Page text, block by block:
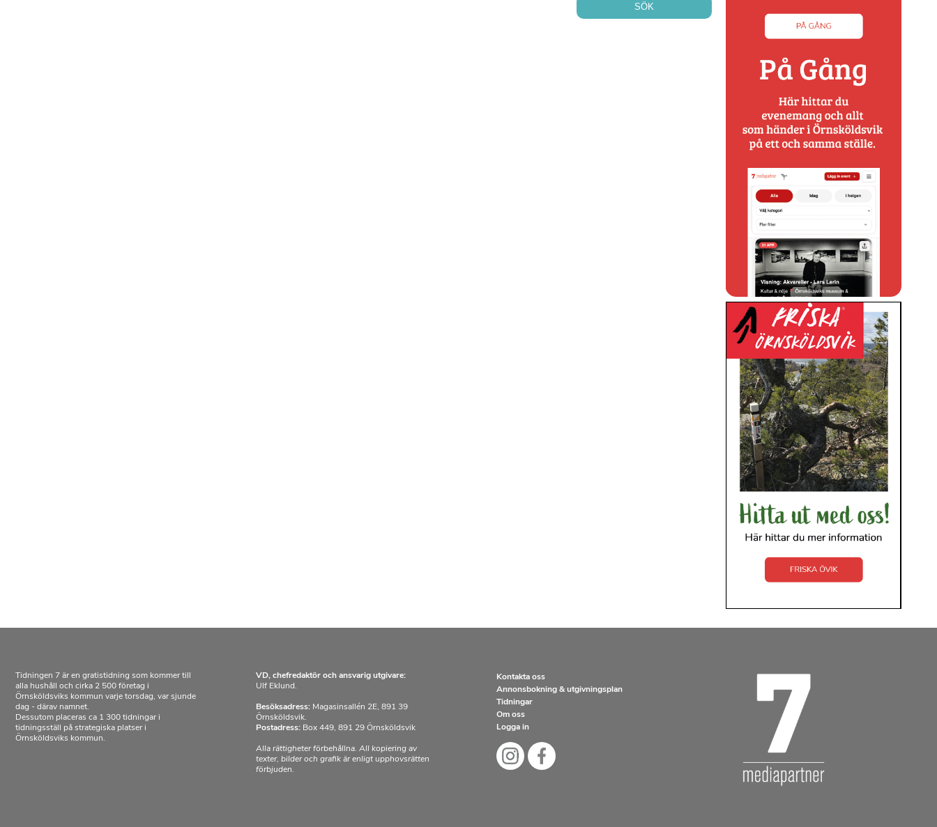
Tidningen 7 är en gratistidning som kommer till
alla hushåll och cirka 2 500 företag i
Örnsköldsviks kommun varje torsdag, var sjunde
dag - därav namnet.
Dessutom placeras ca 1 300 tidningar i
tidningsställ på strategiska platser i
Örnsköldsviks kommun.
VD, chefredaktör och ansvarig utgivare:
Ulf Eklund.
Besöksadress: Magasinsallén 2E, 891 39
Örnsköldsvik.
Postadress: Box 449, 891 29 Örnsköldsvik
Alla rättigheter förbehållna. All kopiering av
texter, bilder och grafik är enligt upphovsrätten
förbjuden.
Kontakta oss
Annonsbokning & utgivningsplan
Tidningar
Om oss
Logga in